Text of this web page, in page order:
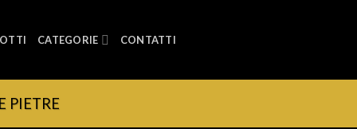
CATEGORIE CONTATTI
PIETRE